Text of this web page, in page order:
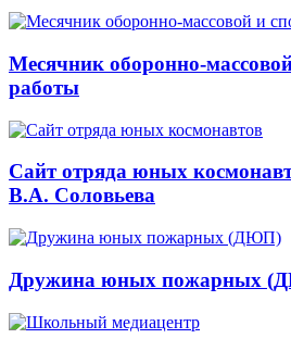
Месячник оборонно-
работы
Сайт отряда юных
В.А. Соловьева
Дружина юных пожарных